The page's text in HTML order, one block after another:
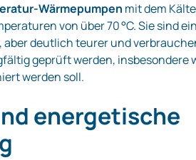
mit dem
von über 70 °C. Sie sind
aber deutlich teurer und
geprüft werden, insbesondere
werden soll.
energetische